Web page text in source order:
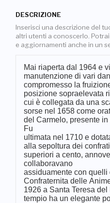
DESCRIZIONE
Inserisci una descrizione del
altri utenti a conoscerlo.
e aggiornamenti anche in un